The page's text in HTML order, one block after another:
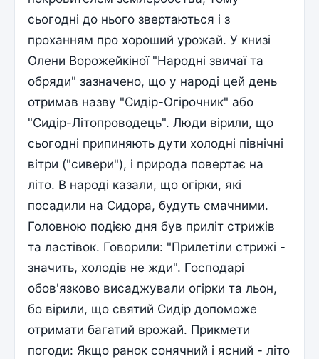
сьогодні до нього звертаються і з
проханням про хороший урожай. У книзі
Олени Ворожейкіної "Народні звичаї та
обряди" зазначено, що у народі цей день
отримав назву "Сидір-Огірочник" або
"Сидір-Літопроводець". Люди вірили, що
сьогодні припиняють дути холодні північні
вітри ("сивери"), і природа повертає на
літо. В народі казали, що огірки, які
посадили на Сидора, будуть смачними.
Головною подією дня був приліт стрижів
та ластівок. Говорили: "Прилетіли стрижі -
значить, холодів не жди". Господарі
обов'язково висаджували огірки та льон,
бо вірили, що святий Сидір допоможе
отримати багатий врожай. Прикмети
погоди: Якщо ранок сонячний і ясний - літо